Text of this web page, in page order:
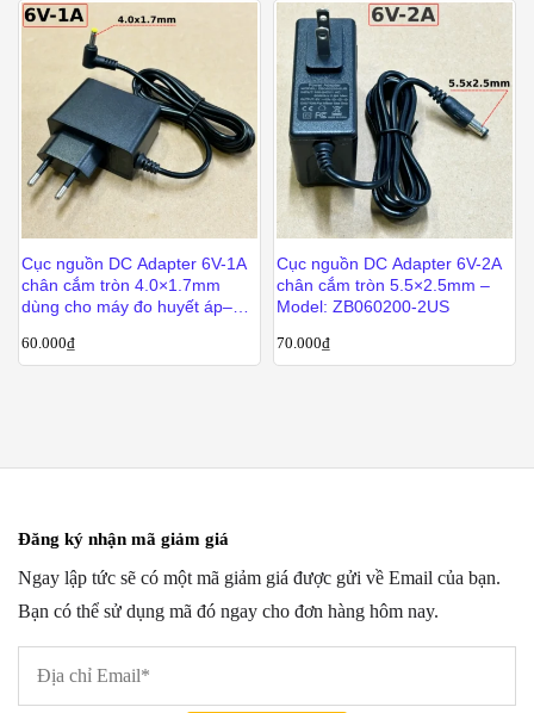
Cục nguồn DC Adapter 6V-1A
chân cắm tròn 4.0×1.7mm
dùng cho máy đo huyết áp–
60.000₫
Cục nguồn DC Adapter 6V-2A
chân cắm tròn 5.5×2.5mm –
Model: ZB060200-2US
70.000₫
Đăng ký nhận mã giảm giá
Ngay lập tức sẽ có một mã giảm giá được gửi về Email của bạn.
Bạn có thể sử dụng mã đó ngay cho đơn hàng hôm nay.